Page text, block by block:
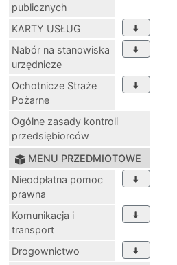
publicznych
KARTY USŁUG
Nabór na stanowiska
urzędnicze
Ochotnicze Straże
Pożarne
Ogólne zasady kontroli
przedsiębiorców
MENU PRZEDMIOTOWE
Nieodpłatna pomoc
prawna
Komunikacja i
transport
Drogownictwo